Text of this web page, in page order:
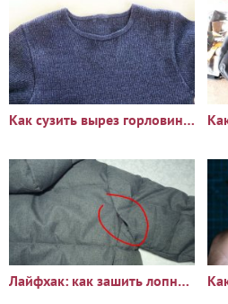
Как сузить вырез горловины свитера или футболки своими руками
Лайфхак: как зашить лопнутый шов на куртке